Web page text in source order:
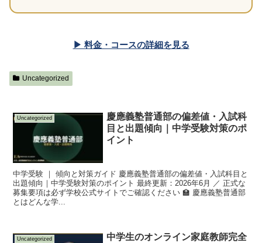
▶ 料金・コースの詳細を見る
Uncategorized
Uncategorized
慶應義塾普通部の偏差値・入試科
目と出題傾向｜中学受験対策のポ
イント
中学受験 ｜ 傾向と対策ガイド 慶應義塾普通部の偏差値・入試科目と
出題傾向｜中学受験対策のポイント 最終更新：2026年6月 ／ 正式な
募集要項は必ず学校公式サイトでご確認ください 🏫 慶應義塾普通部
とはどんな学...
Uncategorized
中学生のオンライン家庭教師完全